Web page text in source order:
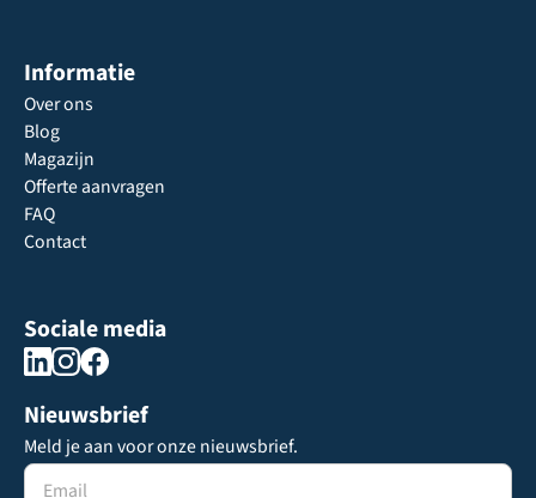
Informatie
Over ons
Blog
Magazijn
Offerte aanvragen
FAQ
Contact
Sociale media
Nieuwsbrief
Meld je aan voor onze nieuwsbrief.